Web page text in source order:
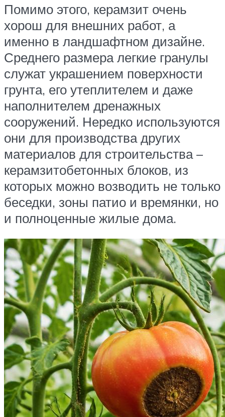
Помимо этого, керамзит очень
хорош для внешних работ, а
именно в ландшафтном дизайне.
Среднего размера легкие гранулы
служат украшением поверхности
грунта, его утеплителем и даже
наполнителем дренажных
сооружений. Нередко используются
они для производства других
материалов для строительства –
керамзитобетонных блоков, из
которых можно возводить не только
беседки, зоны патио и времянки, но
и полноценные жилые дома.